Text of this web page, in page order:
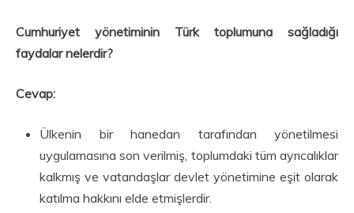
Cumhuriyet yönetiminin Türk toplumuna sağladığı
faydalar nelerdir?
Cevap:
Ülkenin bir hanedan tarafından yönetilmesi
uygulamasına son verilmiş, toplumdaki tüm ayrıcalıklar
kalkmış ve vatandaşlar devlet yönetimine eşit olarak
katılma hakkını elde etmişlerdir.